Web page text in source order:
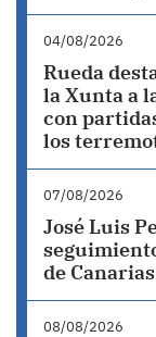
04/08/2026
Rueda
la Xunta a
con
los
07/08/2026
José Luis
de
08/08/2026